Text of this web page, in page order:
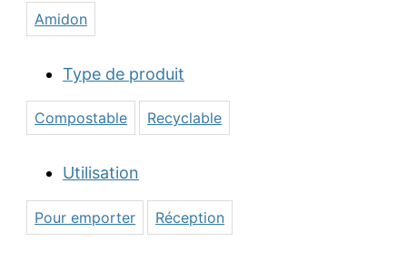
Amidon
Type de produit
Compostable Recyclable
Utilisation
Pour emporter Réception